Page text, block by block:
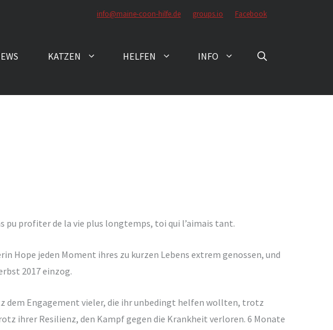
info@maine-coon-hilfe.de groups.io Facebook
KATZEN HELFEN INFO
profiter de la vie plus longtemps, toi qui l’aimais tant.
Hope jeden Moment ihres zu kurzen Lebens extrem genossen, und
2017 einzog.
dem Engagement vieler, die ihr unbedingt helfen wollten, trotz
ihrer Resilienz, den Kampf gegen die Krankheit verloren. 6 Monate